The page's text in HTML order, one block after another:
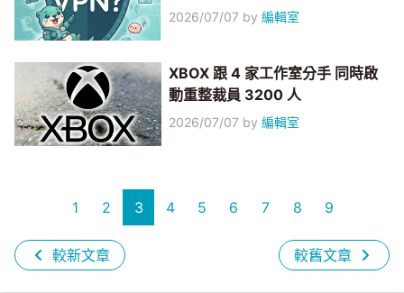
2026/07/07 by編輯室
XBOX 跟 4 家工作室分手 同時啟
動重整裁員 3200 人
2026/07/07 by編輯室
較新文章
1 2 3 4 5 6 7 8 9
較舊文章